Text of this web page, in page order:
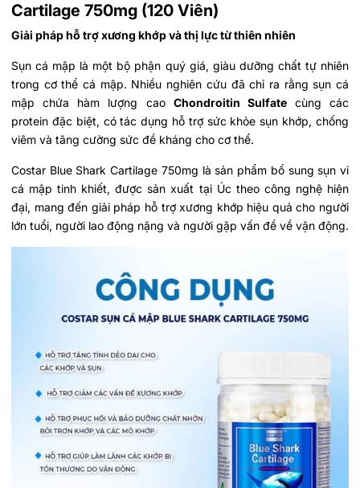
Cartilage 750mg (120 Viên)
Giải pháp hỗ trợ xương khớp và thị lực từ thiên nhiên
Sụn cá mập là một bộ phận quý giá, giàu dưỡng chất tự nhiên
trong cơ thể cá mập. Nhiều nghiên cứu đã chỉ ra rằng sụn cá
mập chứa hàm lượng cao Chondroitin Sulfatecùng các
protein đặc biệt, có tác dụng hỗ trợ sức khỏe sụn khớp, chống
viêm và tăng cường sức đề kháng cho cơ thể.
Costar Blue Shark Cartilage 750mg là sản phẩm bổ sung sụn vi
cá mập tinh khiết, được sản xuất tại Úc theo công nghệ hiện
đại, mang đến giải pháp hỗ trợ xương khớp hiệu quả cho người
lớn tuổi, người lao động nặng và người gặp vấn đề về vận động.